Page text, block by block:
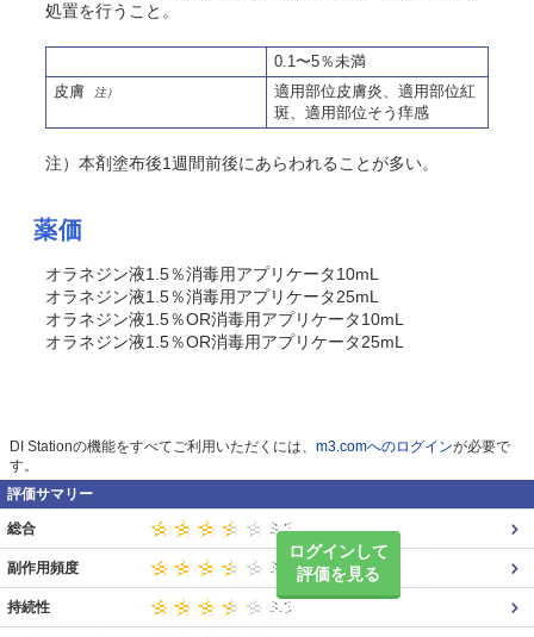
処置を行うこと。
0.1〜5％未満
皮膚
注）
適用部位皮膚炎、適用部位紅
斑、適用部位そう痒感
注）本剤塗布後1週間前後にあらわれることが多い。
薬価
オラネジン液1.5％消毒用アプリケータ10mL
オラネジン液1.5％消毒用アプリケータ25mL
オラネジン液1.5％OR消毒用アプリケータ10mL
オラネジン液1.5％OR消毒用アプリケータ25mL
DI Stationの機能をすべてご利用いただくには、 m3.comへのログインが必要で
す。
評価サマリー
ログインして
評価を見る
総合
副作用頻度
持続性